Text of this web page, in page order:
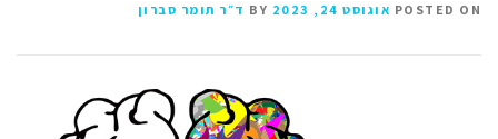
POSTED ON אוגוסט 24, 2023 ד״ר תומר סברון